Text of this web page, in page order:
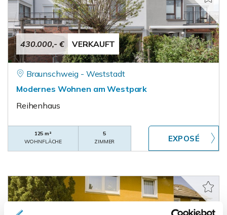
430.000,- € VERKAUFT
Braunschweig - Weststadt
Modernes Wohnen am Westpark
Reihenhaus
125 m²
WOHNFLÄCHE
5
ZIMMER